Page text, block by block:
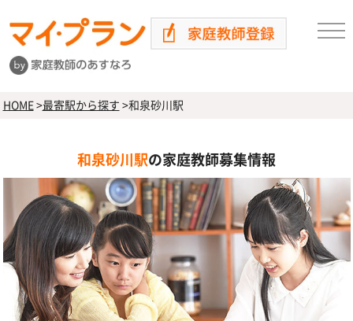
HOME>最寄駅から探す >和泉砂川駅
和泉砂川駅の家庭教師募集情報